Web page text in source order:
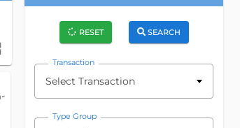
RESET SEARCH
Transaction
Select Transaction
Type Group